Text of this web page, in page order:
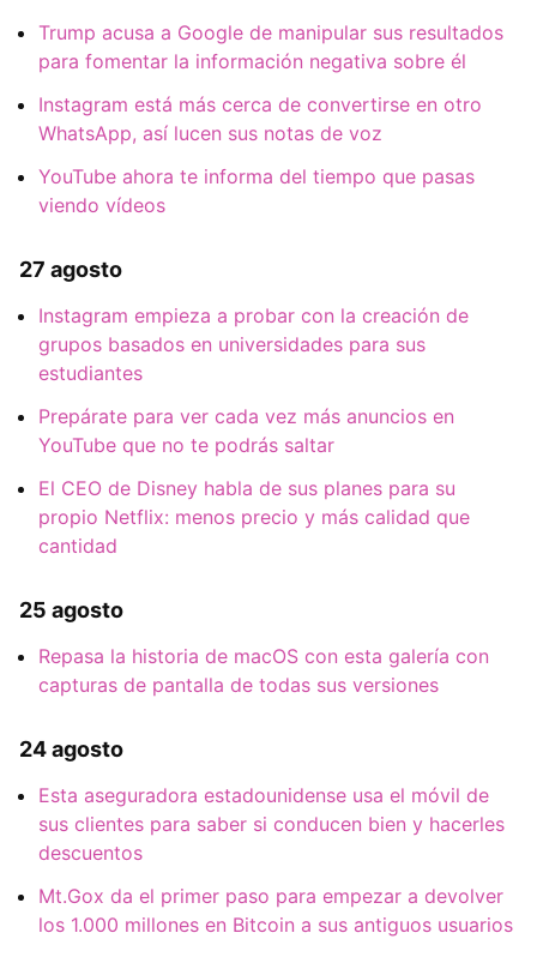
Trump acusa a Google de manipular sus resultados
para fomentar la información negativa sobre él
Instagram está más cerca de convertirse en otro
WhatsApp, así lucen sus notas de voz
YouTube ahora te informa del tiempo que pasas
viendo vídeos
27 agosto
Instagram empieza a probar con la creación de
grupos basados en universidades para sus
estudiantes
Prepárate para ver cada vez más anuncios en
YouTube que no te podrás saltar
El CEO de Disney habla de sus planes para su
propio Netflix: menos precio y más calidad que
cantidad
25 agosto
Repasa la historia de macOS con esta galería con
capturas de pantalla de todas sus versiones
24 agosto
Esta aseguradora estadounidense usa el móvil de
sus clientes para saber si conducen bien y hacerles
descuentos
Mt.Gox da el primer paso para empezar a devolver
los 1.000 millones en Bitcoin a sus antiguos usuarios